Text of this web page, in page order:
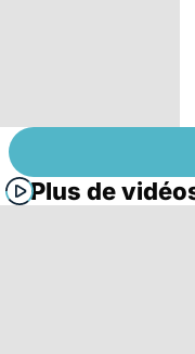
Plus de